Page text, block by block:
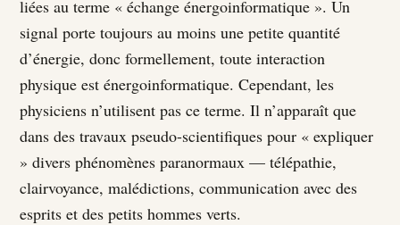
liées au terme « échange énergoinformatique ». Un
signal porte toujours au moins une petite quantité
d’énergie, donc formellement, toute interaction
physique est énergoinformatique. Cependant, les
physiciens n’utilisent pas ce terme. Il n’apparaît que
dans des travaux pseudo-scientifiques pour « expliquer
» divers phénomènes paranormaux — télépathie,
clairvoyance, malédictions, communication avec des
esprits et des petits hommes verts.